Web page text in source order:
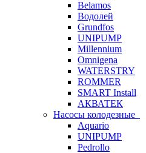
Belamos
Водолей
Grundfos
UNIPUMP
Millennium
Omnigena
WATERSTRY
ROMMER
SMART Install
АКВАТЕК
Насосы колодезные
Aquario
UNIPUMP
Pedrollo